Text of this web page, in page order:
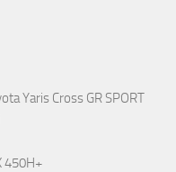
Yaris Cross GR SPORT
450H+